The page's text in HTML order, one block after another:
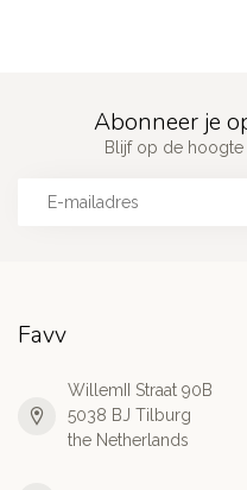
Abonneer je
Blijf op de hoogte
Favv
WillemII Straat 90B
5038 BJ Tilburg
the Netherlands